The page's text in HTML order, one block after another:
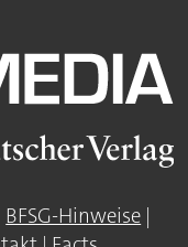
BFSG-Hinweise |